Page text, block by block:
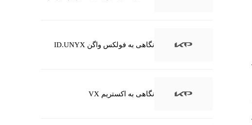
نگاهی به فولکس واگن ID.UNYX
نگاهی به اکستریم VX